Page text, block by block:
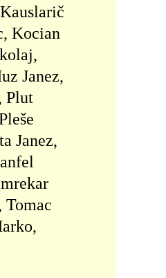
Kocian
Janez,
Plut
Janez,
Tomac